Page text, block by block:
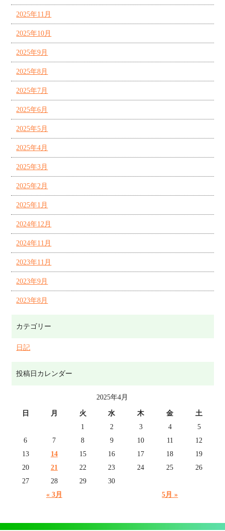
2025年11月
2025年10月
2025年9月
2025年8月
2025年7月
2025年6月
2025年5月
2025年4月
2025年3月
2025年2月
2025年1月
2024年12月
2024年11月
2023年11月
2023年9月
2023年8月
カテゴリー
日記
投稿日カレンダー
2025年4月
日 月 火 水 木 金 土
« 3月 5月 »
1 2 3 4
5
6
7 8 9 10 11
12
13
14 15 16 17 18
19
20
21 22 23 24 25
26
27
28 29 30